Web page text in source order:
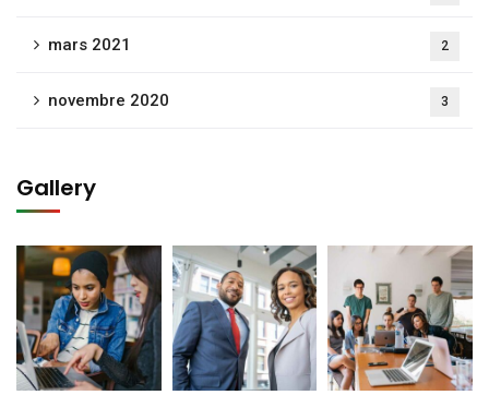
mars 2021 2
novembre 2020 3
Gallery